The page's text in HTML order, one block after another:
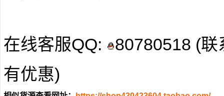
在线客服QQ:
80780518 (联
有优惠)